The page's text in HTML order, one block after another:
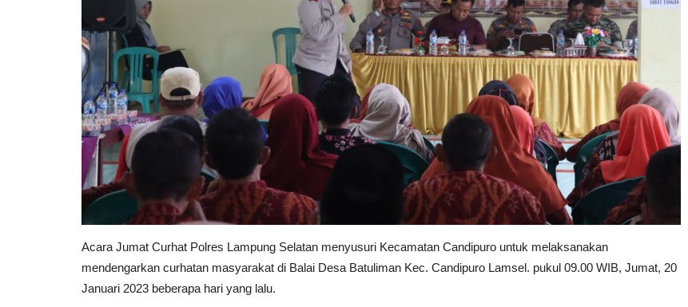
Acara Jumat Curhat Polres Lampung Selatan menyusuri Kecamatan Candipuro untuk melaksanakan
mendengarkan curhatan masyarakat di Balai Desa Batuliman Kec. Candipuro Lamsel. pukul 09.00 WIB, Jumat, 20
Januari 2023 beberapa hari yang lalu.